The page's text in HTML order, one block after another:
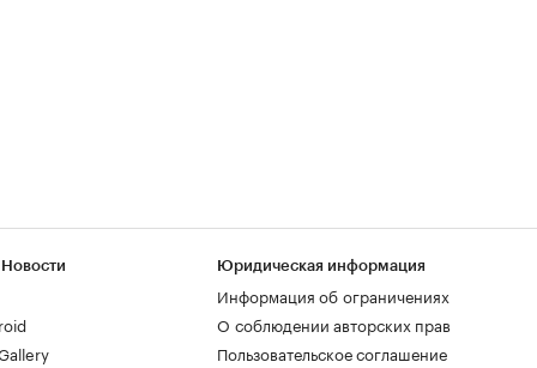
Юридическая информация
Информация об ограничениях
О соблюдении авторских прав
Пользовательское соглашение